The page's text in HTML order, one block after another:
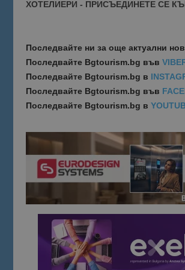
ХОТЕЛИЕРИ - ПРИСЪЕДИНЕТЕ СЕ
Последвайте ни за още актуални
Последвайте Bgtourism.bg във
Последвайте Bgtourism.bg в
Последвайте Bgtourism.bg във
Последвайте Bgtourism.bg в
is_visitor_unique
is_unique
_ga_B09EBBY8PY
_ga_WXPDN4HSCV
_ga_FK650GXHRZ